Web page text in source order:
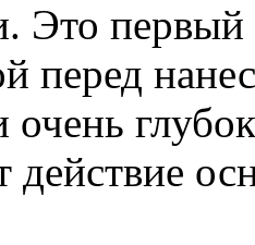
Это
перед
очень
действие